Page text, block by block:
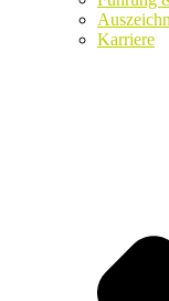
Karriere